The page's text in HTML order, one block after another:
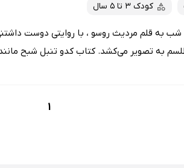
کودک 3 تا 5 سال
شب به قلم مردیث روسو ، با روایتی دوست
به تصویر می‌کشد. کتاب کدو تنبل شبح
1